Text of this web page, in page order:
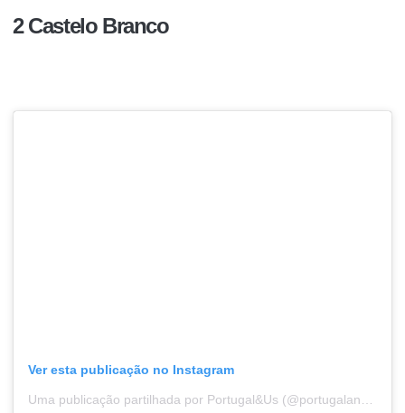
2 Castelo Branco
Ver esta publicação no Instagram